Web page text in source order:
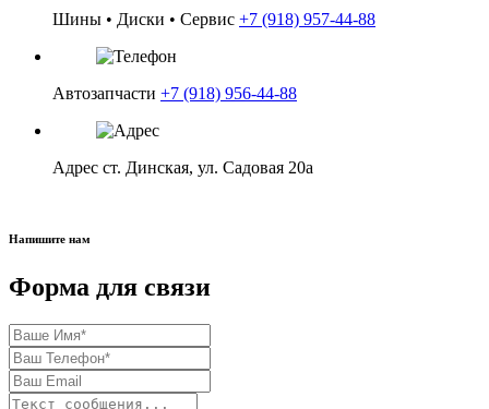
в корзину
Шины • Диски • Сервис +7 (918) 957-44-88
Автозапчасти +7 (918) 956-44-88
Адрес ст. Динская, ул. Садовая 20а
Напишите нам
Форма для связи